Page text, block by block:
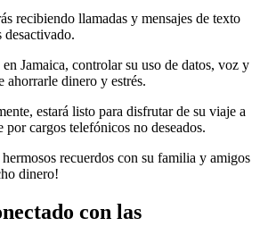
recibiendo llamadas y mensajes de texto
desactivado.
Jamaica, controlar su uso de datos, voz y
ahorrarle dinero y estrés.
estará listo para disfrutar de su viaje a
por cargos telefónicos no deseados.
recuerdos con su familia y amigos
dinero!
con las